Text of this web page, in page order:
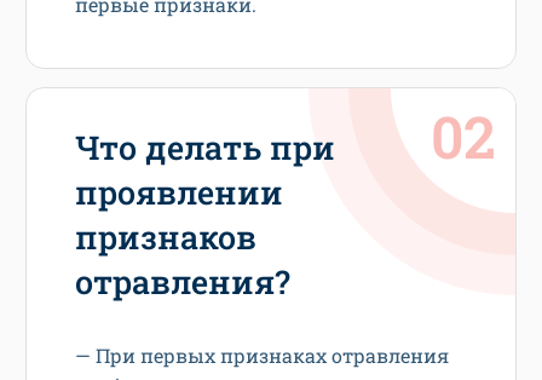
Что делать при
проявлении
признаков
отравления?
— При первых признаках отравления